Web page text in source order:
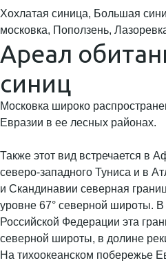
Хохлатая синица, Большая
московка, Поползень,
Ареал
синиц
Московка широко
Евразии в ее лесных районах.
Также этот вид встречается в
северо-западного Туниса и в
и Скандинавии северная
уровне 67° северной широты. В
Российской Федерации эта
северной широты, в долине
На тихоокеанском побережье